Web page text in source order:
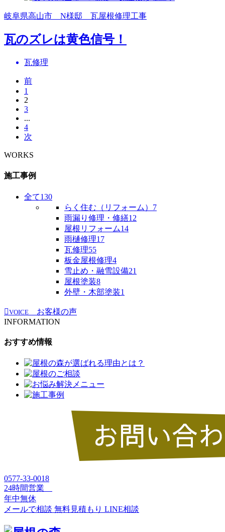
岐阜県高山市 N様邸 瓦屋根修理工事
瓦のズレは黄色信号！
瓦修理
前
1
2
3
...
4
次
WORKS
施工事例
全て130
らく住む（リフォーム） 7
雨漏り修理・修繕12
屋根リフォーム14
雨樋修理17
瓦修理55
板金屋根修理4
雪止め・融雪設備21
屋根塗装8
外壁・木部塗装1
VOICE
お客様の声
INFORMATION
おすすめ情報
0577-33-0018
24時間営業
年中無休
メールで相談 無料見積もり LINE相談